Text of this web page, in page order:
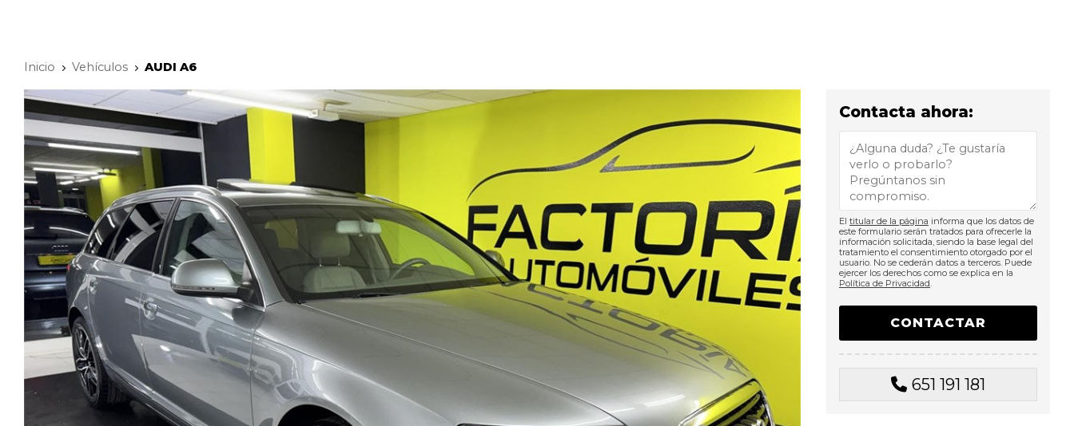
Inicio Vehículos AUDI A6
Contacta ahora:
El titular de la página informa que los datos de
este formulario serán tratados para ofrecerle la
información solicitada, siendo la base legal del
tratamiento el consentimiento otorgado por el
usuario. No se cederán datos a terceros. Puede
ejercer los derechos como se explica en la
Política de Privacidad.
651 191 181